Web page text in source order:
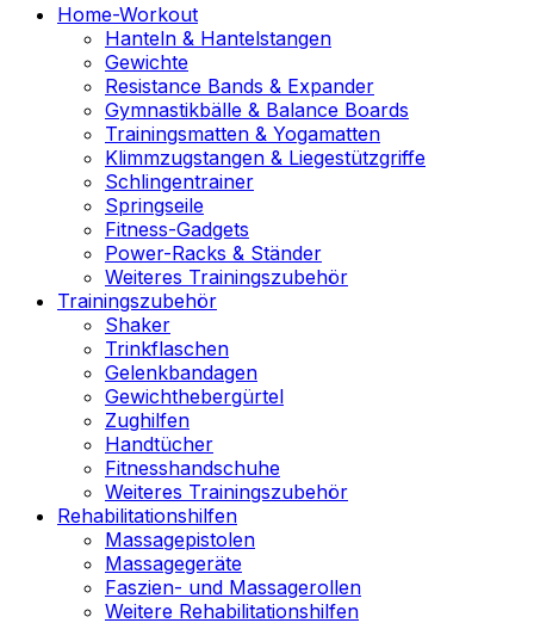
Home-Workout
Hanteln & Hantelstangen
Gewichte
Resistance Bands & Expander
Gymnastikbälle & Balance Boards
Trainingsmatten & Yogamatten
Klimmzugstangen & Liegestützgriffe
Schlingentrainer
Springseile
Fitness-Gadgets
Power-Racks & Ständer
Weiteres Trainingszubehör
Trainingszubehör
Shaker
Trinkflaschen
Gelenkbandagen
Gewichthebergürtel
Zughilfen
Handtücher
Fitnesshandschuhe
Weiteres Trainingszubehör
Rehabilitationshilfen
Massagepistolen
Massagegeräte
Faszien- und Massagerollen
Weitere Rehabilitationshilfen